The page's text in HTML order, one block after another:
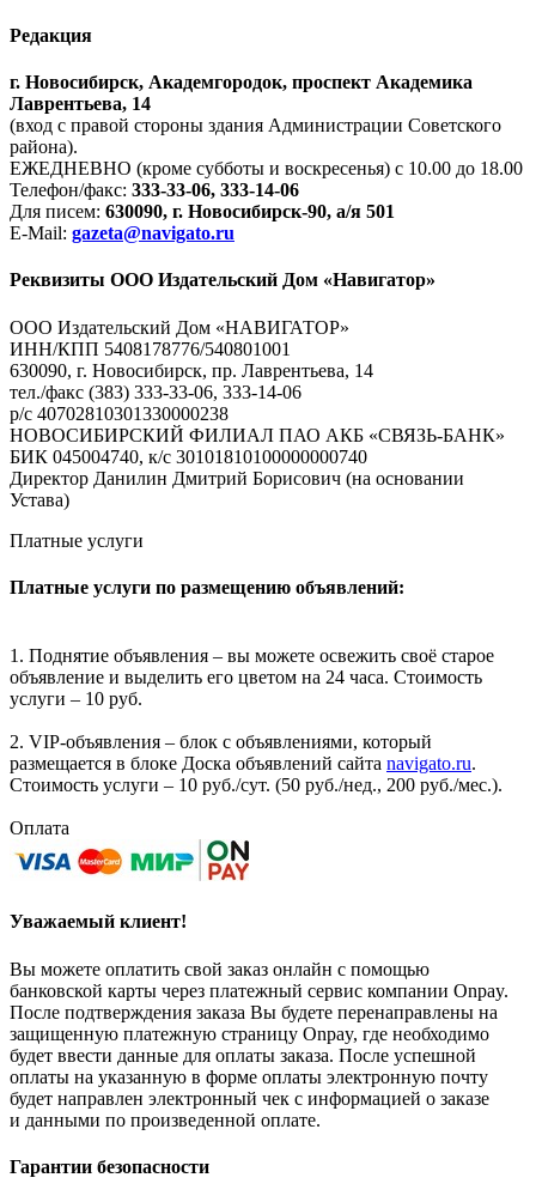
Редакция
г. Новосибирск, Академгородок, проспект Академика
Лаврентьева, 14
(вход с правой стороны здания Администрации Советского
района).
ЕЖЕДНЕВНО (кроме субботы и воскресенья) с 10.00 до 18.00
Телефон/факс: 333-33-06, 333-14-06
Для писем: 630090, г. Новосибирск-90, а/я 501
E-Mail: gazeta@navigato.ru
Реквизиты ООО Издательский Дом «Навигатор»
ООО Издательский Дом «НАВИГАТОР»
ИНН/КПП 5408178776/540801001
630090, г. Новосибирск, пр. Лаврентьева, 14
тел./факс (383) 333-33-06, 333-14-06
р/с 40702810301330000238
НОВОСИБИРСКИЙ ФИЛИАЛ ПАО АКБ «СВЯЗЬ-БАНК»
БИК 045004740, к/с 30101810100000000740
Директор Данилин Дмитрий Борисович (на основании
Устава)
Платные услуги
Платные услуги по размещению объявлений:
1. Поднятие объявления – вы можете освежить своё старое
объявление и выделить его цветом на 24 часа. Стоимость
услуги – 10 руб.
2. VIP-объявления – блок с объявлениями, который
размещается в блоке Доска объявлений сайта navigato.ru.
Стоимость услуги – 10 руб./сут. (50 руб./нед., 200 руб./мес.).
Оплата
Уважаемый клиент!
Вы можете оплатить свой заказ онлайн с помощью
банковской карты через платежный сервис компании Onpay.
После подтверждения заказа Вы будете перенаправлены на
защищенную платежную страницу Onpay, где необходимо
будет ввести данные для оплаты заказа. После успешной
оплаты на указанную в форме оплаты электронную почту
будет направлен электронный чек с информацией о заказе
и данными по произведенной оплате.
Гарантии безопасности